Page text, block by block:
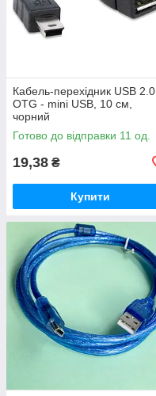
Кабель-перехідник USB 2.0
OTG - mini USB, 10 см,
чорний
Готово до відправки 11 од.
19,38 ₴
Купити